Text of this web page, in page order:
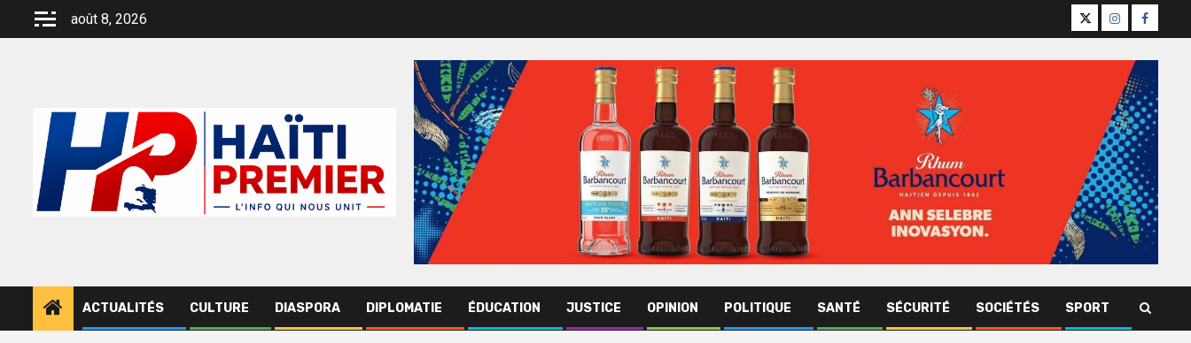
août 8, 2026 X Instagram
ACTUALITÉS CULTURE DIASPORA DIPLOMATIE ÉDUCATION JUSTICE OPINION POLITIQUE SANTÉ SÉCURITÉ SOCIÉTÉS SPORT